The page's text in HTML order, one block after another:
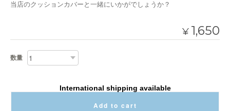
当店のクッションカバーと一緒にいかがでしょうか？
¥ 1,650
数量
International shipping available
Add to cart